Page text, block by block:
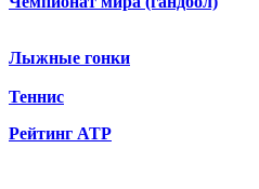
Лыжные гонки
Теннис
Рейтинг ATP